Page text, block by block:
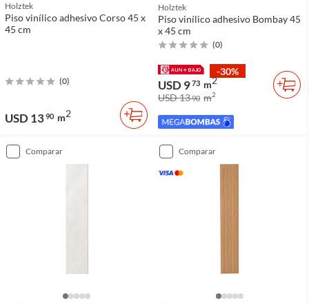
Holztek
Piso vinílico adhesivo Corso 45 x
45 cm
(0)
USD 1390 m2
Holztek
Piso vinílico adhesivo Bombay 45
x 45 cm
(0)
-30%
USD 973 m2
USD 1390 m2
comparar comparar